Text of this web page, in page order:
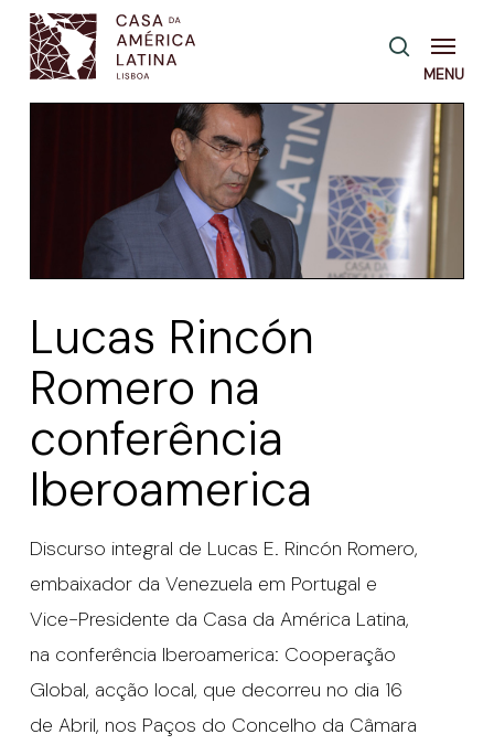
Skip
main
pesquisa
Menu
Lucas Rincón
Romero na
conferência
Iberoamerica
Discurso integral de Lucas E. Rincón Romero,
embaixador da Venezuela em Portugal e
Vice-Presidente da Casa da América Latina,
na conferência Iberoamerica: Cooperação
Global, acção local, que decorreu no dia 16
de Abril, nos Paços do Concelho da Câmara